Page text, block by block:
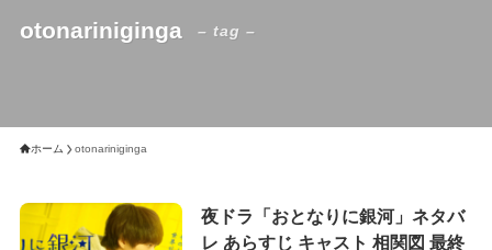
otonariniginga – tag –
ホーム otonariniginga
夜ドラ「おとなりに銀河」ネタバ
レ あらすじ キャスト 相関図 最終